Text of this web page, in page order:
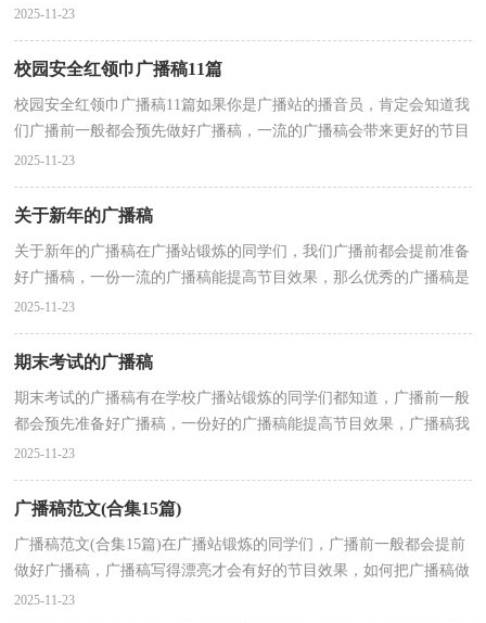
样的广播稿才是好的呢？以下是小编整理的2023年校运...
2025-11-23
校园安全红领巾广播稿11篇
校园安全红领巾广播稿11篇如果你是广播站的播音员，肯定会知道我
们广播前一般都会预先做好广播稿，一流的广播稿会带来更好的节目
效果，如何把广播稿做到重点突出呢？下面是小编为大...
2025-11-23
关于新年的广播稿
关于新年的广播稿在广播站锻炼的同学们，我们广播前都会提前准备
好广播稿，一份一流的广播稿能提高节目效果，那么优秀的广播稿是
什么样的呢？下面是小编精心整理的关于新年的广播稿...
2025-11-23
期末考试的广播稿
期末考试的广播稿有在学校广播站锻炼的同学们都知道，广播前一般
都会预先准备好广播稿，一份好的广播稿能提高节目效果，广播稿我
们应该怎么写呢？以下是小编整理的期末考试的广播稿...
2025-11-23
广播稿范文(合集15篇)
广播稿范文(合集15篇)在广播站锻炼的同学们，广播前一般都会提前
做好广播稿，广播稿写得漂亮才会有好的节目效果，如何把广播稿做
到重点突出呢？下面是小编帮大家整理的广播稿范文，仅...
2025-11-23